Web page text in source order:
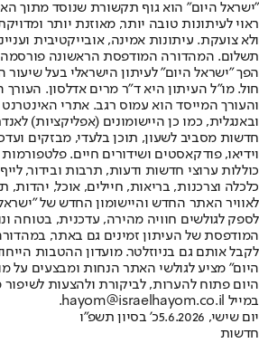
"ישראל היום" הוא גוף תקשורת שנוסד מתוך
ראוי לעיתונות טובה יותר, מאוזנת יותר
ולא צועקת. עיתונות אמינה, אובייקטיבית
הפך "ישראל היום" לעיתון הישראלי בעל
חול. מו"ל העיתון היא ד"ר מרים אדלסון.
והעורך המייסד הוא עמוס רגב. אתרי
חדשות מסביב לשעון, תוכן בלעדי, מבזקים
וידיאו, פודקאסטים ושידורים חיים.
כוללות ערוצי חדשות ודעות, תרבות ובידור,
לאוויר האתר החדש והיישומון החדש של
לספק לגולשים חוויה מהירה, עדכנית, בטוחה
המודפסת של העיתון זמינים גם באתר,
לקבל אותם גם בניוזלטר. מועדון ההטבות
היום" מציע לגולשי האתר הנחות ומבצעים על
היום פתוח להערות, לביקורת ולהצעות לשיפור
במייל hayom@israelhayom.co.il.
יום שישי, 5.6.2026
כ' בסיון תשפ"ו
חדשות